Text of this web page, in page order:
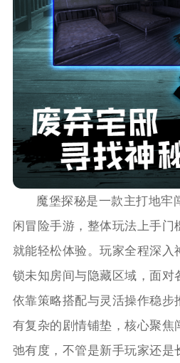
魔堡探秘是一款主打地牢
闲冒险手游，整体玩法上手门
就能轻松体验。玩家全程深
锁未知房间与隐藏区域，面对
依靠策略搭配与灵活操作稳步
有复杂的剧情铺垫，核心聚焦
弛有度，不管是新手玩家还是